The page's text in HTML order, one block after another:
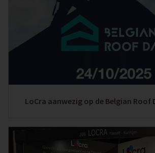
LoCra aanwezig op de Belgian Roof